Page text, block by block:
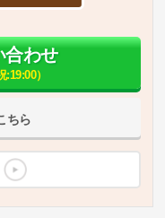
ちら
合わせ
）